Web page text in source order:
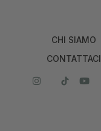
CHI SIAMO
CONTATTACI